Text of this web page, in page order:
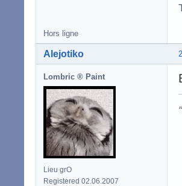
Hors ligne
Alejotiko
Lombric ® Paint
Lieu grO
Registered 02.06.2007